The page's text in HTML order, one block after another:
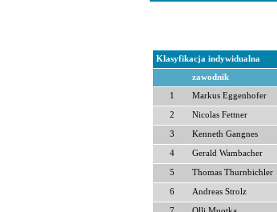
Klasyfikacja indywidualna
zawodnik
1 Markus Eggenhofer
2 Nicolas Fettner
3 Kenneth Gangnes
4 Gerald Wambacher
5 Thomas Thurnbichler
6 Andreas Strolz